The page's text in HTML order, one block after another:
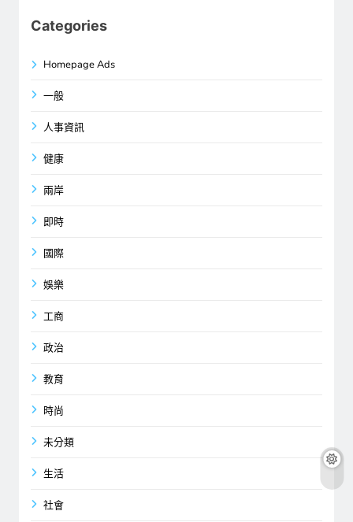
Categories
Homepage Ads
一般
人事資訊
健康
兩岸
即時
國際
娛樂
工商
政治
教育
時尚
未分類
生活
社會